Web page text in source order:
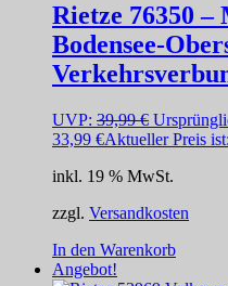
Rietze 76350 –
Bodensee-
UVP: 39,99€
33,99 €Aktueller Preis
inkl. 19 % MwSt.
zzgl. Versandkosten
In den Warenkorb
Angebot!